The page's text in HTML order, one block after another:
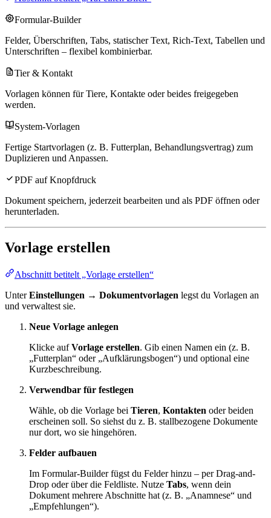
Formular-Builder
Felder, Überschriften, Tabs, statischer Text, Rich-Text, Tabellen und
Unterschriften – flexibel kombinierbar.
Tier & Kontakt
Vorlagen können für Tiere, Kontakte oder beides freigegeben
werden.
System-Vorlagen
Fertige Startvorlagen (z. B. Futterplan, Behandlungsvertrag) zum
Duplizieren und Anpassen.
PDF auf Knopfdruck
Dokument speichern, jederzeit bearbeiten und als PDF öffnen oder
herunterladen.
Vorlage erstellen
Abschnitt betitelt „Vorlage erstellen“
UnterEinstellungen → Dokumentvorlagen legst du Vorlagen an
und verwaltest sie.
Neue Vorlage anlegen
Klicke aufVorlage erstellen. Gib einen Namen ein (z. B.
„Futterplan“ oder „Aufklärungsbogen“) und optional eine
Kurzbeschreibung.
Verwendbar für festlegen
Wähle, ob die Vorlage bei Tieren, Kontakten oder beiden
erscheinen soll. So siehst du z. B. stallbezogene Dokumente
nur dort, wo sie hingehören.
Felder aufbauen
Im Formular-Builder fügst du Felder hinzu – per Drag-and-
Drop oder über die Feldliste. Nutze Tabs, wenn dein
Dokument mehrere Abschnitte hat (z. B. „Anamnese“ und
„Empfehlungen“).